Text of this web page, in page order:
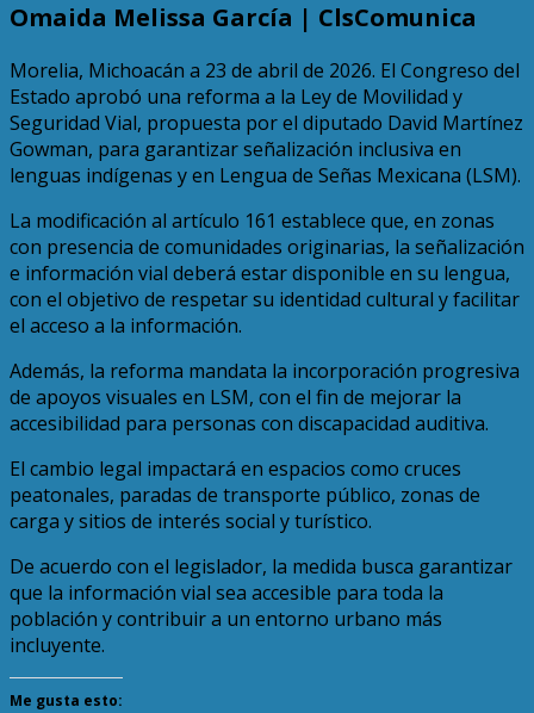
Omaida Melissa García | ClsComunica
Morelia, Michoacán a 23 de abril de 2026. El Congreso del
Estado aprobó una reforma a la Ley de Movilidad y
Seguridad Vial, propuesta por el diputado David Martínez
Gowman, para garantizar señalización inclusiva en
lenguas indígenas y en Lengua de Señas Mexicana (LSM).
La modificación al artículo 161 establece que, en zonas
con presencia de comunidades originarias, la señalización
e información vial deberá estar disponible en su lengua,
con el objetivo de respetar su identidad cultural y facilitar
el acceso a la información.
Además, la reforma mandata la incorporación progresiva
de apoyos visuales en LSM, con el fin de mejorar la
accesibilidad para personas con discapacidad auditiva.
El cambio legal impactará en espacios como cruces
peatonales, paradas de transporte público, zonas de
carga y sitios de interés social y turístico.
De acuerdo con el legislador, la medida busca garantizar
que la información vial sea accesible para toda la
población y contribuir a un entorno urbano más
incluyente.
Me gusta esto: